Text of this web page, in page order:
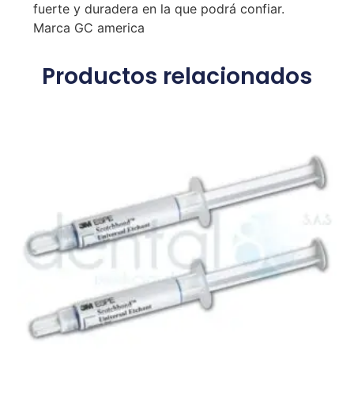
fuerte y duradera en la que podrá confiar.
Marca GC america
Productos relacionados